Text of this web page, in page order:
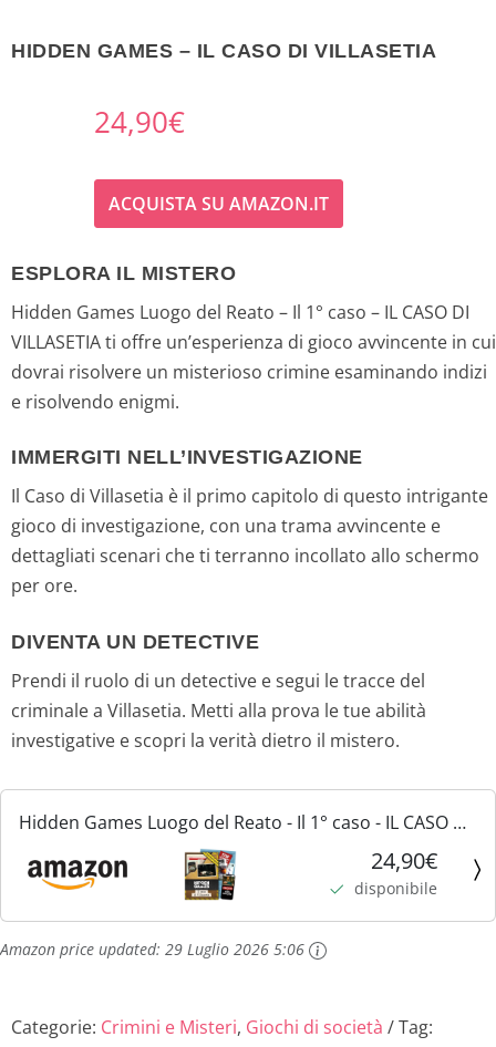
HIDDEN GAMES – IL CASO DI VILLASETIA
24,90€
ACQUISTA SU AMAZON.IT
ESPLORA IL MISTERO
Hidden Games Luogo del Reato – Il 1° caso – IL CASO DI
VILLASETIA ti offre un’esperienza di gioco avvincente in cui
dovrai risolvere un misterioso crimine esaminando indizi
e risolvendo enigmi.
IMMERGITI NELL’INVESTIGAZIONE
Il Caso di Villasetia è il primo capitolo di questo intrigante
gioco di investigazione, con una trama avvincente e
dettagliati scenari che ti terranno incollato allo schermo
per ore.
DIVENTA UN DETECTIVE
Prendi il ruolo di un detective e segui le tracce del
criminale a Villasetia. Metti alla prova le tue abilità
investigative e scopri la verità dietro il mistero.
Hidden Games Luogo del Reato - Il 1° caso - IL CASO DI
VILLASETIA - Italiana - Gioco realistico della scena del
crimine, gioco emozionante del detective,...
24,90€
disponibile
Amazon price updated: 29 Luglio 2026 5:06
Categorie: Crimini e Misteri, Giochi di società
Tag: